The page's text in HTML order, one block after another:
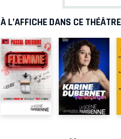
À L’AFFICHE DANS CE THÉÂTRE